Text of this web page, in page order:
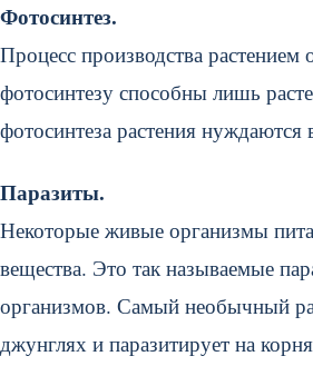
Фотосинтез.
Процесс производства растением
фотосинтезу способны лишь
фотосинтеза растения нуждаются
Паразиты.
Некоторые живые организмы
вещества. Это так называемые
организмов. Самый необычный
джунглях и паразитирует на